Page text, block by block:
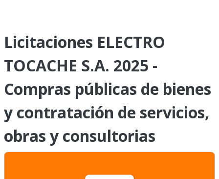
Licitaciones ELECTRO
TOCACHE S.A. 2025 -
Compras públicas de bienes
y contratación de servicios,
obras y consultorias